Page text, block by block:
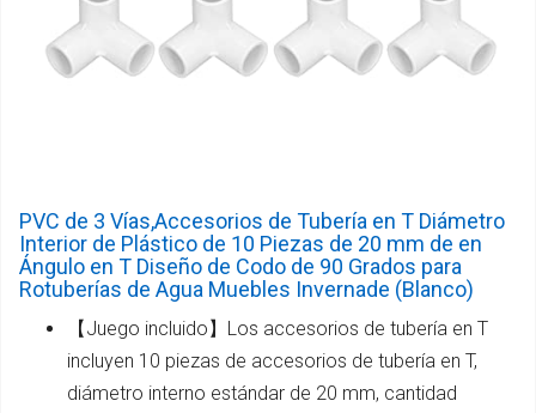
PVC de 3 Vías,Accesorios de Tubería en T Diámetro
Interior de Plástico de 10 Piezas de 20 mm de en
Ángulo en T Diseño de Codo de 90 Grados para
Rotuberías de Agua Muebles Invernade (Blanco)
【Juego incluido】Los accesorios de tubería en T
incluyen 10 piezas de accesorios de tubería en T,
diámetro interno estándar de 20 mm, cantidad